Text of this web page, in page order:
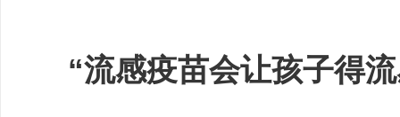
“流感疫苗会让孩子得